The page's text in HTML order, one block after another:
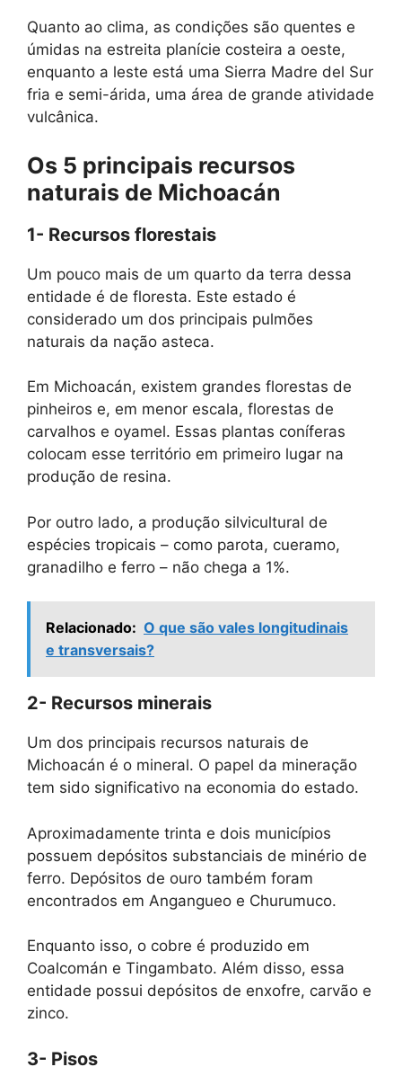
Quanto ao clima, as condições são quentes e
úmidas na estreita planície costeira a oeste,
enquanto a leste está uma Sierra Madre del Sur
fria e semi-árida, uma área de grande atividade
vulcânica.
Os 5 principais recursos
naturais de Michoacán
1- Recursos florestais
Um pouco mais de um quarto da terra dessa
entidade é de floresta. Este estado é
considerado um dos principais pulmões
naturais da nação asteca.
Em Michoacán, existem grandes florestas de
pinheiros e, em menor escala, florestas de
carvalhos e oyamel. Essas plantas coníferas
colocam esse território em primeiro lugar na
produção de resina.
Por outro lado, a produção silvicultural de
espécies tropicais – como parota, cueramo,
granadilho e ferro – não chega a 1%.
Relacionado: O que são vales longitudinais
e transversais?
2- Recursos minerais
Um dos principais recursos naturais de
Michoacán é o mineral. O papel da mineração
tem sido significativo na economia do estado.
Aproximadamente trinta e dois municípios
possuem depósitos substanciais de minério de
ferro. Depósitos de ouro também foram
encontrados em Angangueo e Churumuco.
Enquanto isso, o cobre é produzido em
Coalcomán e Tingambato. Além disso, essa
entidade possui depósitos de enxofre, carvão e
zinco.
3- Pisos